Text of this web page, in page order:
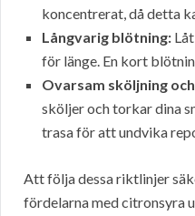
koncentrerat, då detta
Långvarig blötning:
för länge. En kort
Ovarsam sköljning
sköljer och torkar dina
trasa för att undvika
Att följa dessa riktlinjer
fördelarna med citronsyra